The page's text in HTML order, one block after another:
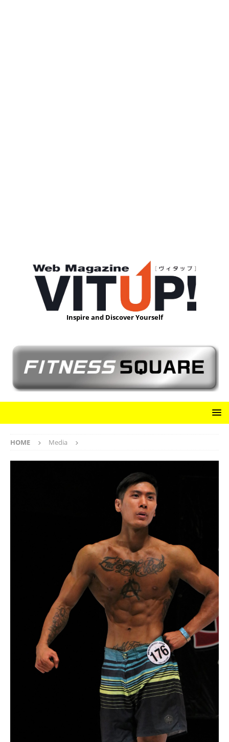
Inspire and Discover Yourself
HOME Media